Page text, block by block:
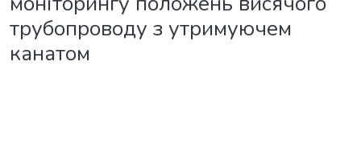
трубопроводу з утримуючем
канатом